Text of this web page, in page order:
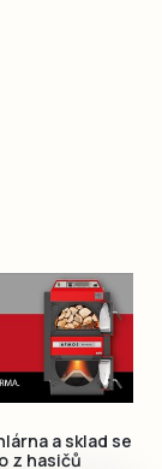
a sklad se
z hasičů